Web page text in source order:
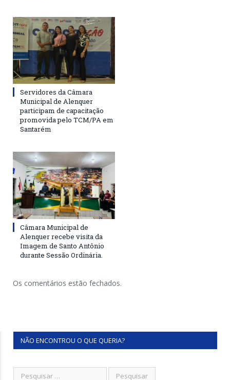
Servidores da Câmara
Municipal de Alenquer
participam de capacitação
promovida pelo TCM/PA em
Santarém
Câmara Municipal de
Alenquer recebe visita da
Imagem de Santo Antônio
durante Sessão Ordinária.
Os comentários estão fechados.
NÃO ENCONTROU O QUE QUERIA?